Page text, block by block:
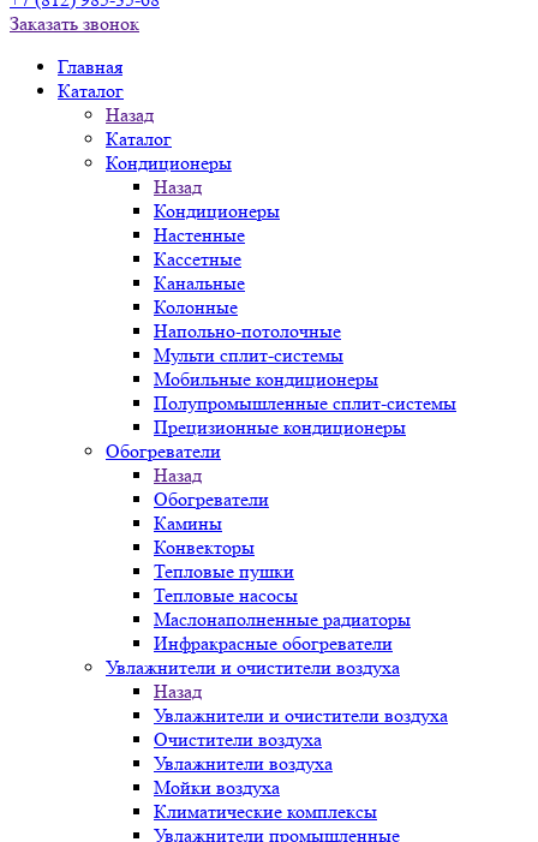
Заказать звонок
Главная
Каталог
Назад
Каталог
Кондиционеры
Назад
Кондиционеры
Настенные
Кассетные
Канальные
Колонные
Напольно-потолочные
Мульти сплит-системы
Мобильные кондиционеры
Полупромышленные сплит-системы
Прецизионные кондиционеры
Обогреватели
Назад
Обогреватели
Камины
Конвекторы
Тепловые пушки
Тепловые насосы
Маслонаполненные радиаторы
Инфракрасные обогреватели
Увлажнители и очистители воздуха
Назад
Увлажнители и очистители воздуха
Очистители воздуха
Увлажнители воздуха
Мойки воздуха
Климатические комплексы
Увлажнители промышленные